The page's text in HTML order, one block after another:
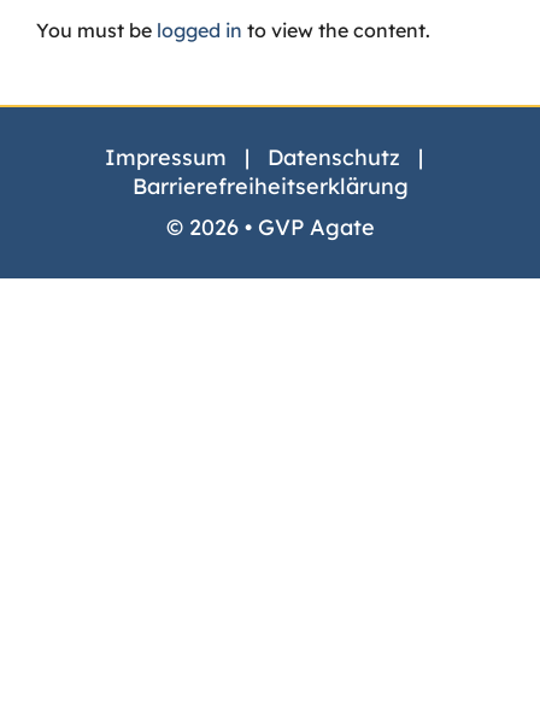
You must be logged in to view the content.
Impressum | Datenschutz |
Barrierefreiheitserklärung
© 2026 • GVP Agate